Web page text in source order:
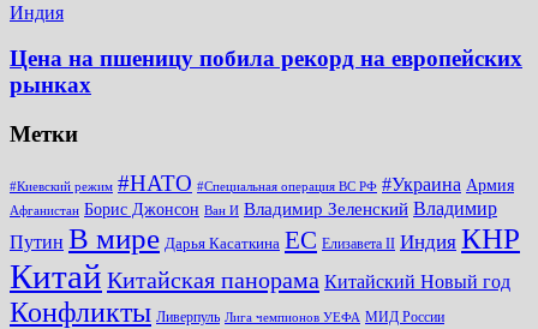
Индия
Цена на пшеницу побила рекорд на европейских
рынках
Метки
#Киевский режим #НАТО #Специальная операция ВС РФ #Украина Армия
Афганистан Борис Джонсон Ван И Владимир Зеленский Владимир
Путин В мире Дарья Касаткина ЕС Елизавета II Индия КНР
Китай Китайская панорама Китайский Новый год
Конфликты Ливерпуль Лига чемпионов УЕФА МИД России